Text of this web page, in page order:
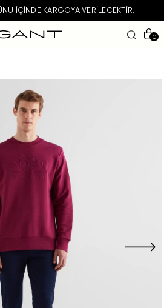
IÇINDE KARGOYA VERILECEKTIR.
0